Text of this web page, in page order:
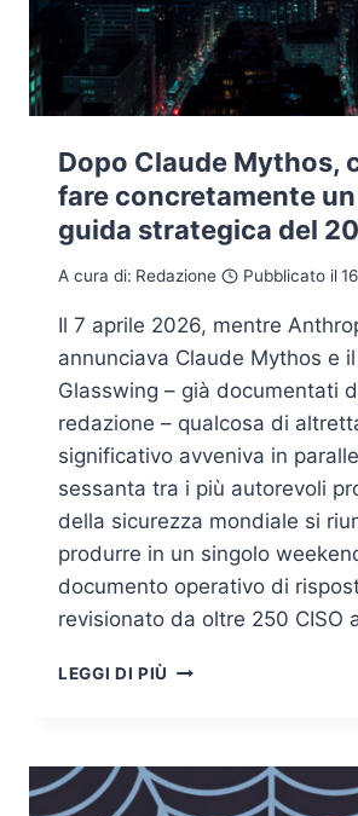
Dopo Claude Mythos,
fare concretamente un
guida strategica del
A cura di: Redazione Pubblicato il
Il 7 aprile 2026, mentre
annunciava Claude Mythos e
Glasswing – già documentati
redazione – qualcosa di
significativo avveniva in
sessanta tra i più autorevoli
della sicurezza mondiale si
produrre in un singolo
documento operativo di
revisionato da oltre 250 CISO
LEGGI DI PIÙ DOPO
DEVE
FARE